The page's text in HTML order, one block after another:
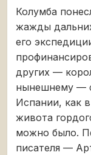
Колумба
жажды
его
других —
нынешнему —
Испании, как
живота
можно было.
писателя —